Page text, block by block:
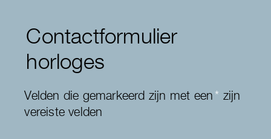
Contactformulier
horloges
Velden die gemarkeerd zijn met een* zijn
vereiste velden